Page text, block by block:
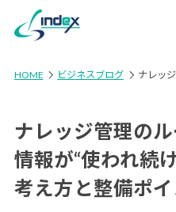
HOME ビジネスブログ ナレッ
ナレッジ管理の
情報が“使われ続
考え方と整備ポイ